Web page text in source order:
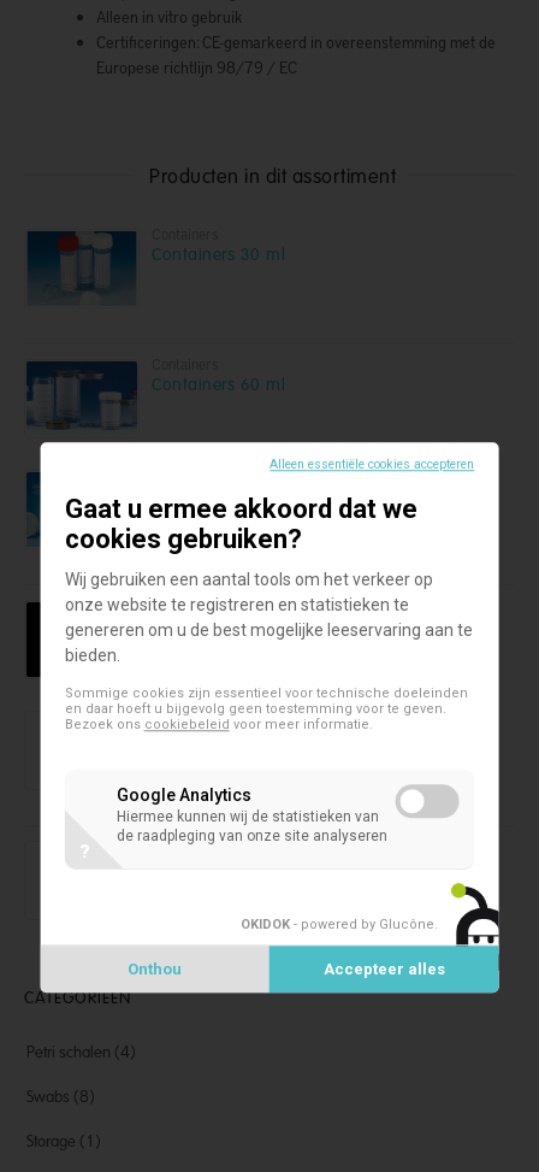
Alleen in vitro gebruik
Certificeringen: CE-gemarkeerd in overeenstemming met de
Europese richtlijn 98/79 / EC
Producten in dit assortiment
Containers 30 ml
Containers 60 ml
Containers 7 ml
Tubes
Conische centrifugetubes 13.5 ml
Cryogene vials
Cryogene vials Simport T301
Cryogene vials
CATEGORIEËN
Petri schalen (4)
Swabs (8)
Storage (1)
Alleen essentiële cookies accepteren
Gaat u ermee akkoord dat we
cookies gebruiken?
Wij gebruiken een aantal tools om het verkeer op
onze website te registreren en statistieken te
genereren om u de best mogelijke leeservaring aan te
bieden.
Sommige cookies zijn essentieel voor technische doeleinden
en daar hoeft u bijgevolg geen toestemming voor te geven.
Bezoek ons cookiebeleid voor meer informatie.
Google Analytics
Hiermee kunnen wij de statistieken van
de raadpleging van onze site analyseren
?
OKIDOK - powered by Glucône.
Onthou Accepteer alles